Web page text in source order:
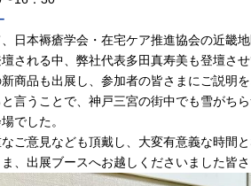
日本褥瘡学会・在宅ケア推進協会の近畿
される中、弊社代表多田真寿美も登壇させ
商品も出展し、参加者の皆さまにご説明を
言うことで、神戸三宮の街中でも雪がち
でした。
ご意見なども頂戴し、大変有意義な時間と
、出展ブースへお越しくださいました皆